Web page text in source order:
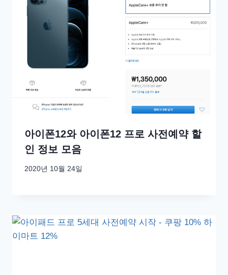
아이폰12와 아이폰12 프로 사전예약 할
인 정보 모음
2020년 10월 24일